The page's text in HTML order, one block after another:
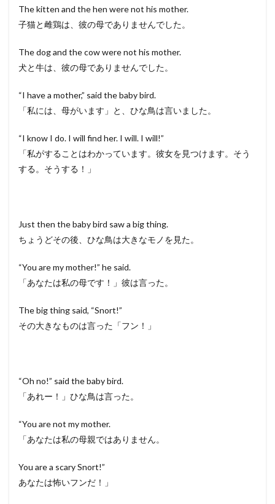
The kitten and the hen were not his mother.
子猫と雌鶏は、彼の母でありませんでした。
The dog and the cow were not his mother.
犬と牛は、彼の母でありませんでした。
“I have a mother,” said the baby bird.
「私には、母がいます」と、ひな鳥は言いました。
“I know I do. I will find her. I will. I will!”
「私がすることはわかっています。彼女を見つけます。そう
する。そうする！」
Just then the baby bird saw a big thing.
ちょうどその後、ひな鳥は大きなモノを見た。
“You are my mother!” he said.
「あなたは私の母です！」彼は言った。
The big thing said, “Snort!”
その大きなものは言った「フン！」
“Oh no!” said the baby bird.
「あれー！」ひな鳥は言った。
“You are not my mother.
「あなたは私の母親ではありません。
You are a scary Snort!”
あなたは怖いフンだ！」